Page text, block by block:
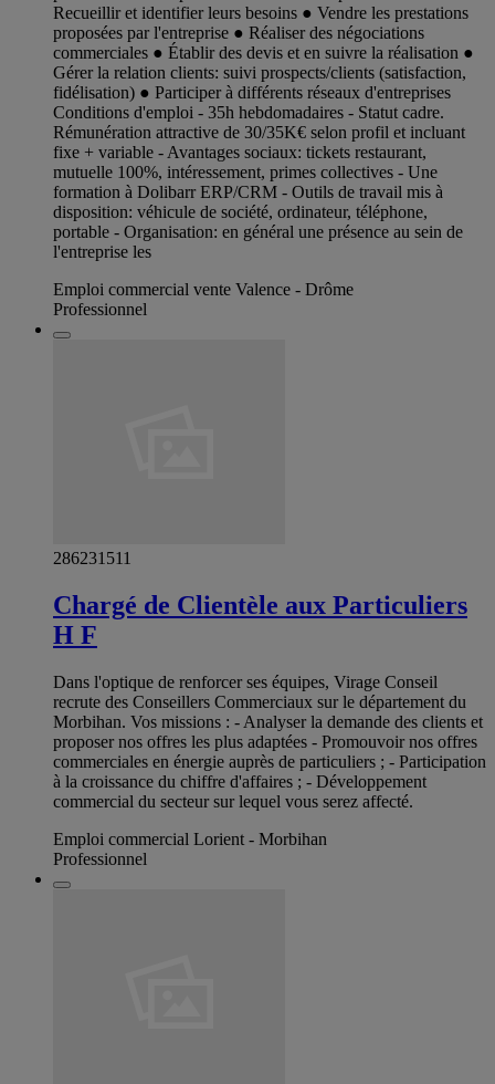
Recueillir et identifier leurs besoins ● Vendre les prestations
proposées par l'entreprise ● Réaliser des négociations
commerciales ● Établir des devis et en suivre la réalisation ●
Gérer la relation clients: suivi prospects/clients (satisfaction,
fidélisation) ● Participer à différents réseaux d'entreprises
Conditions d'emploi - 35h hebdomadaires - Statut cadre.
Rémunération attractive de 30/35K€ selon profil et incluant
fixe + variable - Avantages sociaux: tickets restaurant,
mutuelle 100%, intéressement, primes collectives - Une
formation à Dolibarr ERP/CRM - Outils de travail mis à
disposition: véhicule de société, ordinateur, téléphone,
portable - Organisation: en général une présence au sein de
l'entreprise les
Emploi commercial vente Valence - Drôme
Professionnel
286231511
Chargé de Clientèle aux Particuliers
H F
Dans l'optique de renforcer ses équipes, Virage Conseil
recrute des Conseillers Commerciaux sur le département du
Morbihan. Vos missions : - Analyser la demande des clients et
proposer nos offres les plus adaptées - Promouvoir nos offres
commerciales en énergie auprès de particuliers ; - Participation
à la croissance du chiffre d'affaires ; - Développement
commercial du secteur sur lequel vous serez affecté.
Emploi commercial Lorient - Morbihan
Professionnel